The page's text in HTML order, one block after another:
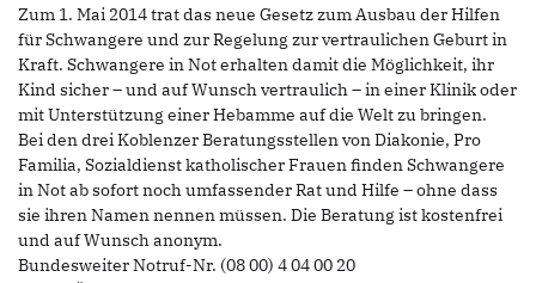
Zum 1. Mai 2014 trat das neue Gesetz zum Ausbau der Hilfen
für Schwangere und zur Regelung zur vertraulichen Geburt in
Kraft. Schwangere in Not erhalten damit die Möglichkeit, ihr
Kind sicher – und auf Wunsch vertraulich – in einer Klinik oder
mit Unterstützung einer Hebamme auf die Welt zu bringen.
Bei den drei Koblenzer Beratungsstellen von Diakonie, Pro
Familia, Sozialdienst katholischer Frauen finden Schwangere
in Not ab sofort noch umfassender Rat und Hilfe – ohne dass
sie ihren Namen nennen müssen. Die Beratung ist kostenfrei
und auf Wunsch anonym.
Bundesweiter Notruf-Nr. (08 00) 4 04 00 20